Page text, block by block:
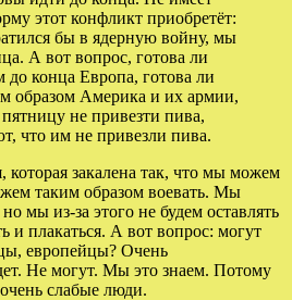
этот конфликт приобретёт:
бы в ядерную войну, мы
А вот вопрос, готова ли
до конца Европа, готова ли
образом Америка и их армии,
не привезти пива,
что им не привезли пива.
закалена так, что мы можем
таким образом воевать. Мы
мы из-за этого не будем оставлять
и плакаться. А вот вопрос: могут
европейцы? Очень
Не могут. Мы это знаем. Потому
слабые люди.